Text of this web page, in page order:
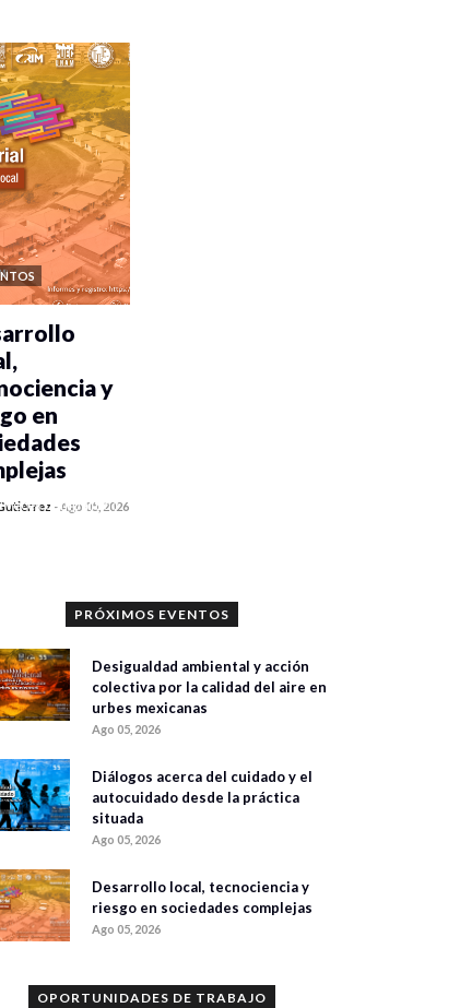
veces compartido
y
en
-Ago 05, 2026
PRÓXIMOS EVENTOS
Desigualdad ambiental y acción
colectiva por la calidad del aire en
urbes mexicanas
Ago 05, 2026
Diálogos acerca del cuidado y el
autocuidado desde la práctica
situada
Ago 05, 2026
Desarrollo local, tecnociencia y
riesgo en sociedades complejas
Ago 05, 2026
OPORTUNIDADES DE TRABAJO